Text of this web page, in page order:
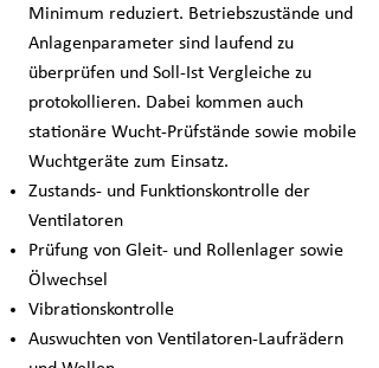
Minimum reduziert. Betriebszustände und
Anlagenparameter sind laufend zu
überprüfen und Soll-Ist Vergleiche zu
protokollieren. Dabei kommen auch
stationäre Wucht-Prüfstände sowie mobile
Wuchtgeräte zum Einsatz.
Zustands- und Funktionskontrolle der
Ventilatoren
Prüfung von Gleit- und Rollenlager sowie
Ölwechsel
Vibrationskontrolle
Auswuchten von Ventilatoren-Laufrädern